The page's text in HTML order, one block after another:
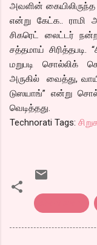
அவளின் கையிலிருந்த
என்று கேட்க.. ராமி
சிகரெட் லைட்டர்
சத்தமாய் சிரித்தபடி.
மறுபடி சொல்லிக்
அருகில் வைத்து,
டுஸயாங்” என்று
வெடித்தது.
Technorati Tags: